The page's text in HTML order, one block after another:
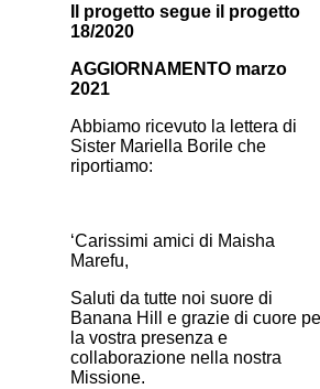
Il progetto segue il progetto
18/2020
AGGIORNAMENTO marzo
2021
Abbiamo ricevuto la lettera di
Sister Mariella Borile che
riportiamo:
‘Carissimi amici di Maisha
Marefu,
Saluti da tutte noi suore di
Banana Hill e grazie di cuore
la vostra presenza e
collaborazione nella nostra
Missione.